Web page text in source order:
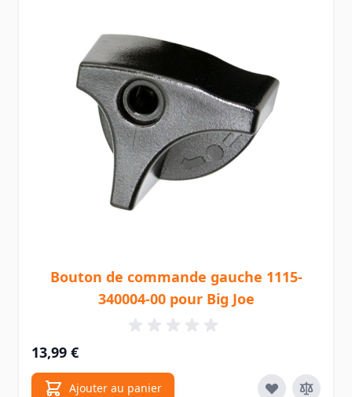
Bouton de commande gauche 1115-
340004-00 pour Big Joe
13,99 €
Ajouter au panier